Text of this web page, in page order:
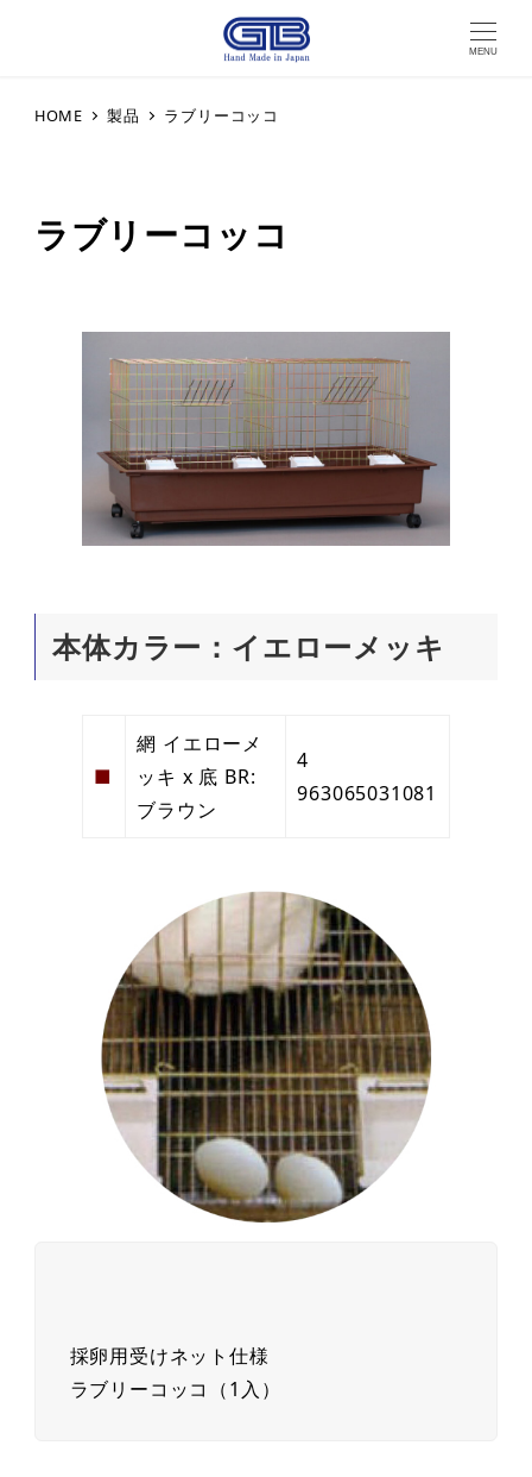
MENU
HOME 製品 ラブリーコッコ
ラブリーコッコ
本体カラー：イエローメッキ
■
網 イエローメ
ッキ x 底 BR:
ブラウン
4
963065031081
採卵用受けネット仕様
ラブリーコッコ（1入）